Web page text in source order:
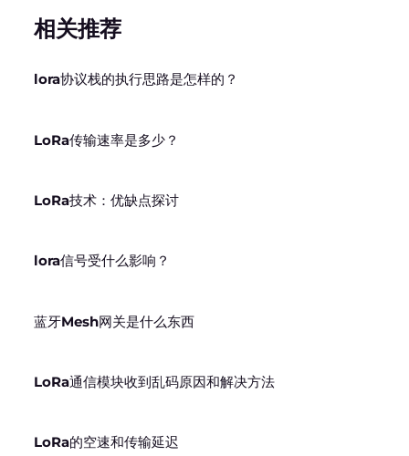
相关推荐
lora协议栈的执行思路是怎样的？
LoRa传输速率是多少？
LoRa技术：优缺点探讨
lora信号受什么影响？
蓝牙Mesh网关是什么东西
LoRa通信模块收到乱码原因和解决方法
LoRa的空速和传输延迟